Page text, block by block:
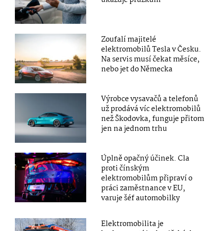
Zoufalí majitelé
elektromobilů Tesla v Česku.
Na servis musí čekat měsíce,
nebo jet do Německa
Výrobce vysavačů a telefonů
už prodává víc elektromobilů
než Škodovka, funguje přitom
jen na jednom trhu
Úplně opačný účinek. Cla
proti čínským
elektromobilům připraví o
práci zaměstnance v EU,
varuje šéf automobilky
Elektromobilita je